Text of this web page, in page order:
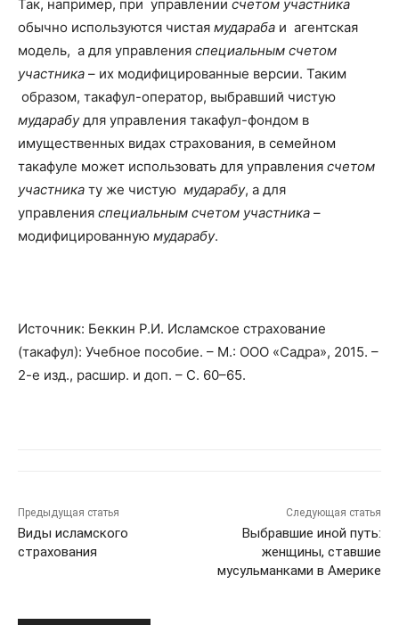
Так, например, при управлении счетом участника
обычно используются чистая мудараба и агентская
модель, а для управления специальным счетом
участника – их модифицированные версии. Таким
образом, такафул-оператор, выбравший чистую
мударабудля управления такафул-фондом в
имущественных видах страхования, в семейном
такафуле может использовать для управления счетом
участника ту же чистую мударабу, а для
управления специальным счетом участника –
модифицированную мударабу.
Источник: Беккин Р.И. Исламское страхование
(такафул): Учебное пособие. – М.: ООО «Садра», 2015. –
2-е изд., расшир. и доп. – С. 60–65.
Предыдущая статья
Виды исламского
страхования
Следующая статья
Выбравшие иной путь:
женщины, ставшие
мусульманками в Америке